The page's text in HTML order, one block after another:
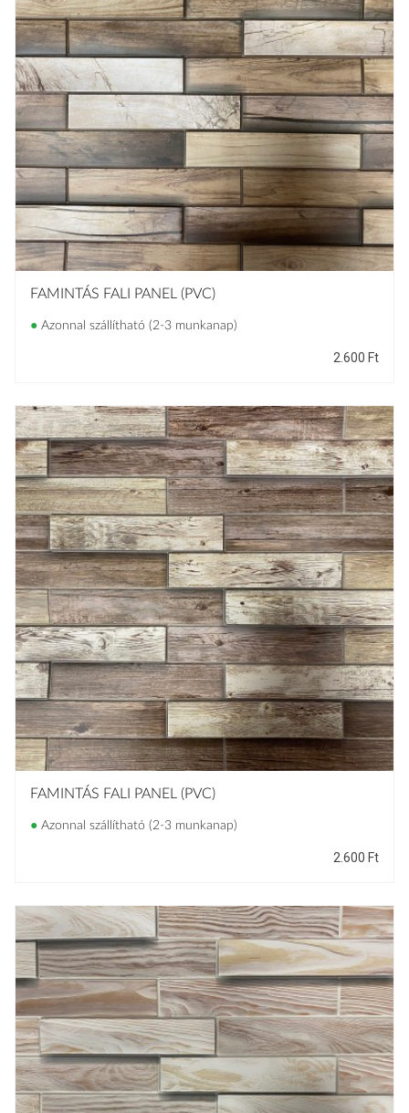
FAMINTÁS FALI PANEL (PVC)
● Azonnal szállítható (2-3 munkanap)
2.600 Ft
FAMINTÁS FALI PANEL (PVC)
● Azonnal szállítható (2-3 munkanap)
2.600 Ft